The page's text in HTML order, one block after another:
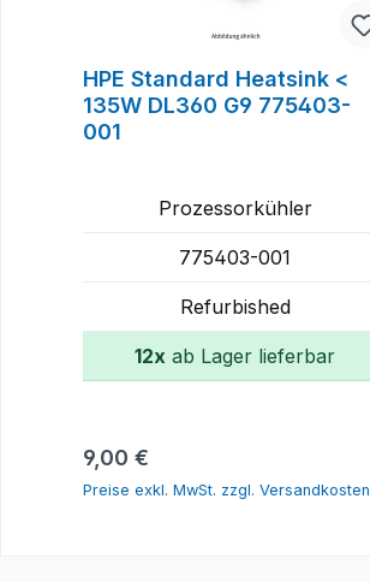
HPE Standard Heatsink <
135W DL360 G9 775403-
001
Prozessorkühler
775403-001
Refurbished
12x ab Lager lieferbar
Regulärer Preis:
9,00 €
Preise exkl. MwSt. zzgl. Versandkosten